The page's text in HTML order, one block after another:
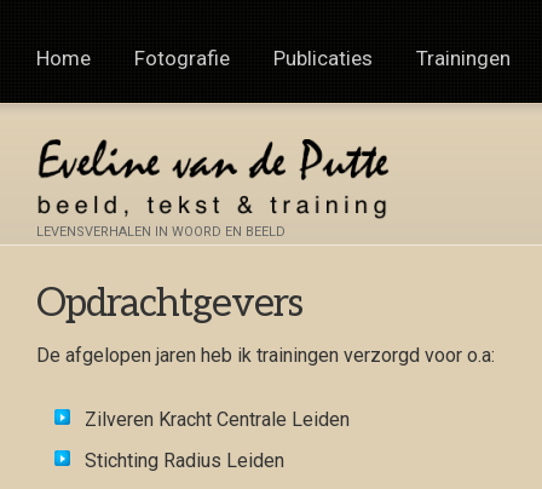
LEVENSVERHALEN IN WOORD EN BEELD
Home Fotografie Publicaties Trainingen
Opdrachtgevers
De afgelopen jaren heb ik trainingen verzorgd voor o.a:
Zilveren Kracht Centrale Leiden
Stichting Radius Leiden